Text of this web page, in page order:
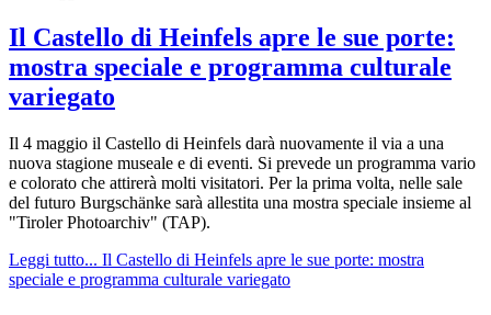
Il Castello di Heinfels apre le sue porte:
mostra speciale e programma culturale
variegato
Il 4 maggio il Castello di Heinfels darà nuovamente il via a una
nuova stagione museale e di eventi. Si prevede un programma vario
e colorato che attirerà molti visitatori. Per la prima volta, nelle sale
del futuro Burgschänke sarà allestita una mostra speciale insieme al
"Tiroler Photoarchiv" (TAP).
Leggi tutto... Il Castello di Heinfels apre le sue porte: mostra
speciale e programma culturale variegato